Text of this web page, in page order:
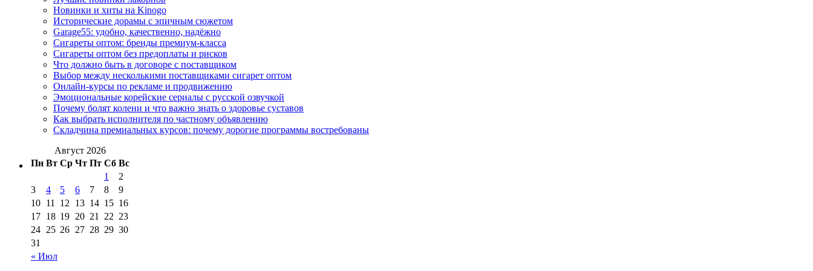
Новинки и хиты на Kinogo
Исторические дорамы с эпичным сюжетом
Garage55: удобно, качественно, надёжно
Сигареты оптом: бренды премиум-класса
Сигареты оптом без предоплаты и рисков
Что должно быть в договоре с поставщиком
Выбор между несколькими поставщиками сигарет оптом
Онлайн-курсы по рекламе и продвижению
Эмоциональные корейские сериалы с русской озвучкой
Почему болят колени и что важно знать о здоровье суставов
Как выбрать исполнителя по частному объявлению
Складчина премиальных курсов: почему дорогие программы востребованы
Август 2026
Пн Вт Ср Чт Пт Сб Вс
« Июл
1
2
3
4 5 6 7 8
9
10 11 12 13 14 15 16
17 18 19 20 21 22 23
24 25 26 27 28 29 30
31